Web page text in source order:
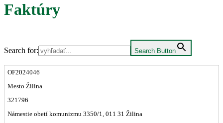
Faktúry
Search for: Search Button
OF2024046
Mesto Žilina
321796
Námestie obetí komunizmu 3350/1, 011 31 Žilina